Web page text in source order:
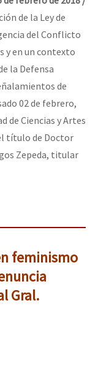
de la Ley de
del Conflicto
y en un contexto
la Defensa
de
02 de febrero,
de Ciencias y Artes
título de Doctor
Zepeda, titular
feminismo
Gral.